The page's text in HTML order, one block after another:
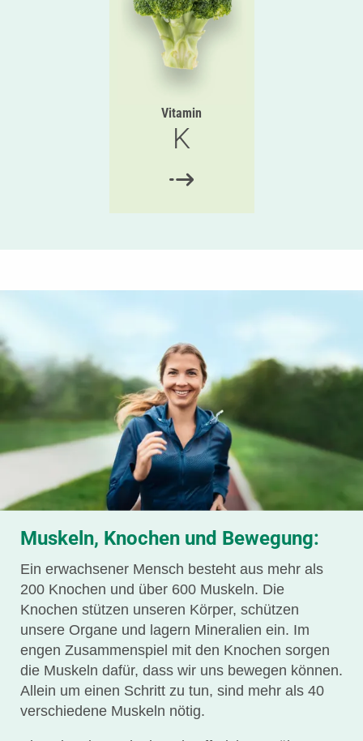
Vitamin
K
Muskeln, Knochen und Bewegung:
Ein erwachsener Mensch besteht aus mehr als
200 Knochen und über 600 Muskeln. Die
Knochen stützen unseren Körper, schützen
unsere Organe und lagern Mineralien ein. Im
engen Zusammenspiel mit den Knochen sorgen
die Muskeln dafür, dass wir uns bewegen können.
Allein um einen Schritt zu tun, sind mehr als 40
verschiedene Muskeln nötig.